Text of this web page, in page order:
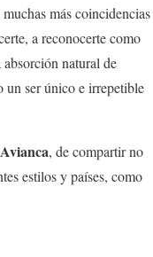
más coincidencias
a reconocerte como
absorción natural de
un ser único e irrepetible
, de compartir no
estilos y países, como